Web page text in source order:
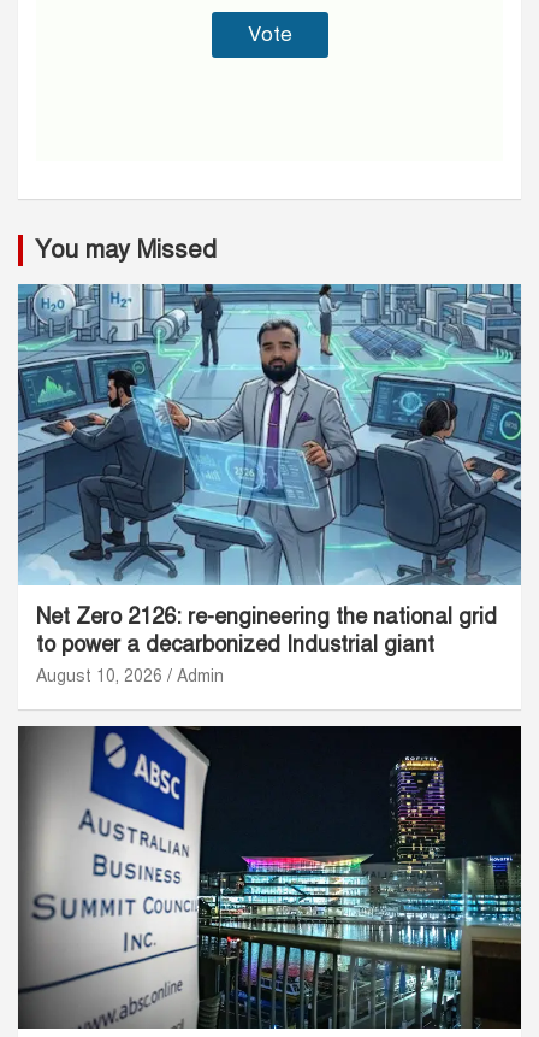
You may Missed
Net Zero 2126: re-engineering the national grid
to power a decarbonized Industrial giant
August 10, 2026 Admin